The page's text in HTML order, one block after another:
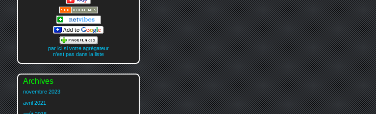
par ici si votre agrégateur
n'est pas dans la liste
Archives
novembre 2023
avril 2021